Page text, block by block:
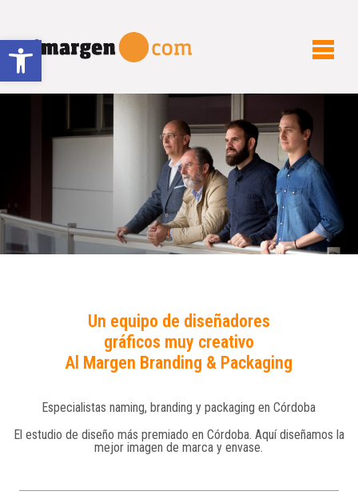
Abrir barra de herramientas
Un equipo de diseñadores
gráficos muy creativo
Al Margen Branding & Packaging
Especialistas naming, branding y packaging en Córdoba
El estudio de diseño más premiado en Córdoba. Aquí diseñamos la
mejor imagen de marca y envase.